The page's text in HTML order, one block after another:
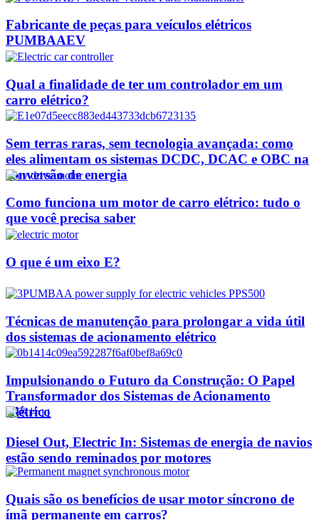
Fabricante de peças para veículos elétricos
PUMBAAEV
Qual a finalidade de ter um controlador em um
carro elétrico?
Sem terras raras, sem tecnologia avançada: como
eles alimentam os sistemas DCDC, DCAC e OBC na
conversão de energia
Como funciona um motor de carro elétrico: tudo o
que você precisa saber
O que é um eixo E?
Técnicas de manutenção para prolongar a vida útil
dos sistemas de acionamento elétrico
Impulsionando o Futuro da Construção: O Papel
Transformador dos Sistemas de Acionamento
Elétrico
Diesel Out, Electric In: Sistemas de energia de navios
estão sendo reminados por motores
Quais são os benefícios de usar motor síncrono de
ímã permanente em carros?